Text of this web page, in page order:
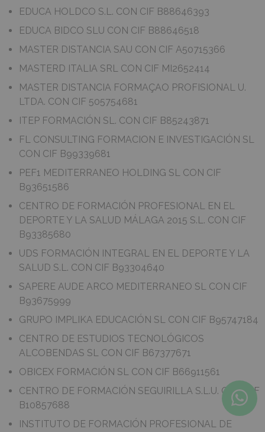
EDUCA HOLDCO S.L. CON CIF B88646393
EDUCA BIDCO SLU CON CIF B88646518
MASTER DISTANCIA SAU CON CIF A50715366
MASTERD ITALIA SRL CON CIF MI2652414
MASTER DISTANCIA FORMAÇAO PROFISIONAL U.
LTDA. CON CIF 505754681
ITEP FORMACIÓN SL. CON CIF B85243871
FL CONSULTING FORMACION E INVESTIGACIÓN SL
CON CIF B99339681
PEF1 MEDITERRANEO HOLDING SL CON CIF
B93651586
CENTRO DE FORMACIÓN PROFESIONAL EN EL
DEPORTE Y LA SALUD MÁLAGA 2015 S.L. CON CIF
B93385680
UDS FORMACIÓN INTEGRAL EN EL DEPORTE Y LA
SALUD S.L. CON CIF B93304640
SAPERE AUDE ARCO MEDITERRANEO SL CON CIF
B93675999
GRUPO IMPLIKA EDUCACIÓN SL CON CIF B95747184
CENTRO DE ESTUDIOS TECNOLÓGICOS
ALCOBENDAS SL CON CIF B67377671
OBICEX FORMACIÓN SL CON CIF B66911561
CENTRO DE FORMACIÓN SEGUIRILLA S.L.U. CON CIF
B10857688
INSTITUTO DE FORMACIÓN PROFESIONAL DE